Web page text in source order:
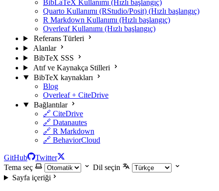
BibLaTeX Kullanımı (Hızlı başlangıç)
Quarto Kullanımı (RStudio/Posit) (Hızlı başlangıç)
R Markdown Kullanımı (Hızlı başlangıç)
Overleaf Kullanımı (Hızlı başlangıç)
Referans Türleri
Alanlar
BibTeX SSS
Atıf ve Kaynakça Stilleri
BibTeX kaynakları
Blog
Overleaf + CiteDrive
Bağlantılar
🔗 CiteDrive
🔗 Datanautes
🔗 R Markdown
🔗 BehaviorCloud
GitHub
Twitter
Tema seç
Dil seçin
Sayfa içeriği